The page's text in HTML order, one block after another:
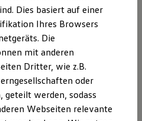
Entdecken Sie den
Dies basiert auf einer
Ihres Browsers
Die
mit anderen
Dritter, wie z.B.
oder
geteilt werden, sodass
Webseiten relevante